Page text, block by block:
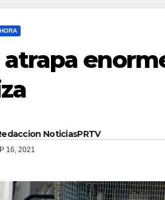
atrapa
NoticiasPRTV
16, 2021